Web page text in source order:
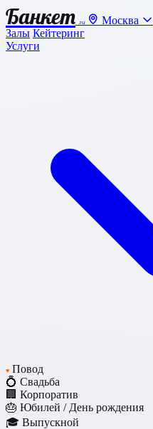
Банкет .ru
Москва
Залы Кейтеринг
Услуги
♥ Повод
💍 Свадьба
🏢 Корпоратив
🎂 Юбилей / День рождения
🎓 Выпускной